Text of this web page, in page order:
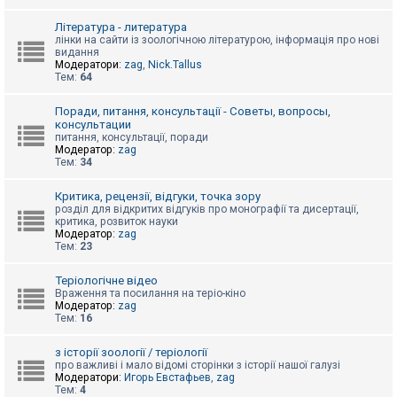
м
о
г
Література - литература
лінки на сайти із зоологічною літературою, інформація про нові
видання
Модератори: zag, Nick.Tallus
Тем: 64
Поради, питання, консультації - Советы, вопросы,
консультации
питання, консультації, поради
Модератор: zag
Тем: 34
Критика, рецензії, відгуки, точка зору
розділ для відкритих відгуків про монографії та дисертації,
критика, розвиток науки
Модератор: zag
Тем: 23
Теріологічне відео
Враження та посилання на теріо-кіно
Модератор: zag
Тем: 16
з історії зоології / теріології
про важливі і мало відомі сторінки з історії нашої галузі
Модератори: Игорь Евстафьев, zag
Тем: 4